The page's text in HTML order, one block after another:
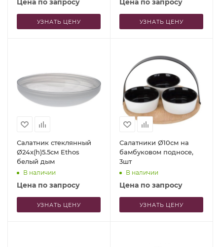
Цена по запросу
УЗНАТЬ ЦЕНУ
Цена по запросу
УЗНАТЬ ЦЕНУ
Салатник стеклянный
Ø24x(h)5.5см Ethos
белый дым
В наличии
Цена по запросу
УЗНАТЬ ЦЕНУ
Салатники Ø10см на
бамбуковом подносе,
3шт
В наличии
Цена по запросу
УЗНАТЬ ЦЕНУ